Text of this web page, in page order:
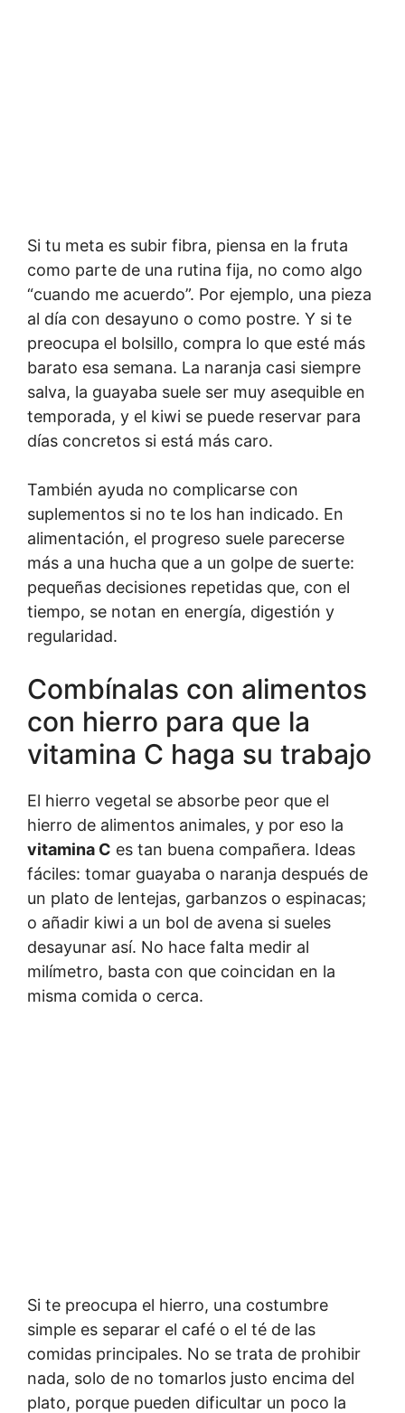
Si tu meta es subir fibra, piensa en la fruta
como parte de una rutina fija, no como algo
“cuando me acuerdo”. Por ejemplo, una pieza
al día con desayuno o como postre. Y si te
preocupa el bolsillo, compra lo que esté más
barato esa semana. La naranja casi siempre
salva, la guayaba suele ser muy asequible en
temporada, y el kiwi se puede reservar para
días concretos si está más caro.
También ayuda no complicarse con
suplementos si no te los han indicado. En
alimentación, el progreso suele parecerse
más a una hucha que a un golpe de suerte:
pequeñas decisiones repetidas que, con el
tiempo, se notan en energía, digestión y
regularidad.
Combínalas con alimentos
con hierro para que la
vitamina C haga su trabajo
El hierro vegetal se absorbe peor que el
hierro de alimentos animales, y por eso la
vitamina C es tan buena compañera. Ideas
fáciles: tomar guayaba o naranja después de
un plato de lentejas, garbanzos o espinacas;
o añadir kiwi a un bol de avena si sueles
desayunar así. No hace falta medir al
milímetro, basta con que coincidan en la
misma comida o cerca.
Si te preocupa el hierro, una costumbre
simple es separar el café o el té de las
comidas principales. No se trata de prohibir
nada, solo de no tomarlos justo encima del
plato, porque pueden dificultar un poco la